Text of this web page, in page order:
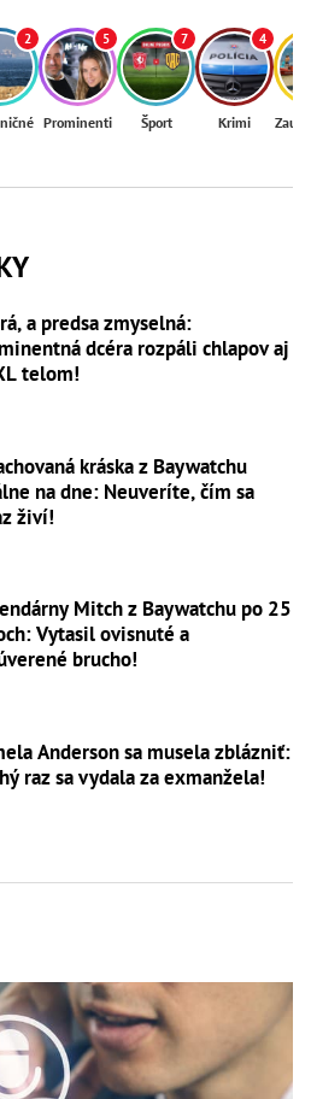
2 5
Prominenti
7
Šport
4
Krimi
a predsa zmyselná:
dcéra rozpáli chlapov aj
telom!
kráska z Baywatchu
na dne: Neuveríte, čím sa
živí!
Mitch z Baywatchu po 25
Vytasil ovisnuté a
brucho!
Anderson sa musela zblázniť:
raz sa vydala za exmanžela!